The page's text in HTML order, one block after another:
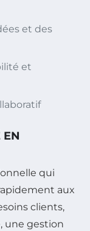
et des
et
EN
qui
aux
clients,
une gestion